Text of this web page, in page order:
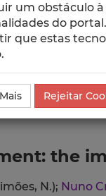
the
N.); Nuno
um obstáculo
do
que estas
Rejeitar